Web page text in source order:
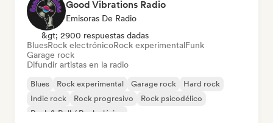
Good Vibrations Radio
Emisoras De Radio
&gt; 2900 respuestas dadas
BluesRock electrónicoRock experimentalFunk
Garage rock
Difundir artistas en la radio
Blues Rock experimental Garage rock
Hard rock
Indie rock
Rock progresivo
Rock psicodélico
Rock & Roll / Rock clásico